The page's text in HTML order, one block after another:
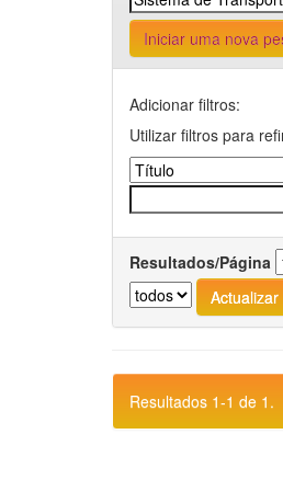
Iniciar uma nova
Adicionar filtros:
Utilizar filtros para
Resultados/Página
Resultados 1-1 de 1.